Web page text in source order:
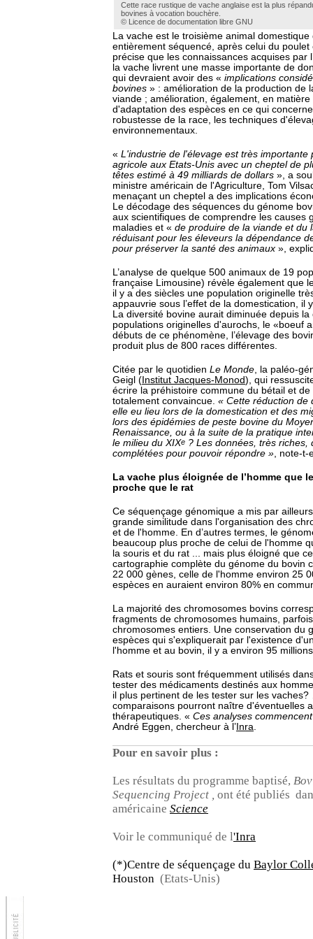
Cette race rustique de vache anglaise est la plus
bovines à vocation bouchère.
© Licence de documentation libre GNU
La vache est le troisième animal
entièrement séquencé, après celui du poulet
précise que les connaissances acquises par
la vache livrent une masse importante de
qui devraient avoir des « implications
bovines » : amélioration de la production de
viande ; amélioration, également, en
d'adaptation des espèces en ce qui
robustesse de la race, les techniques
environnementaux.
« L'industrie de l'élevage est très importante
agricole aux Etats-Unis avec un cheptel de
têtes estimé à 49 milliards de dollars », a
ministre américain de l'Agriculture, Tom
menaçant un cheptel a des implications
Le décodage des séquences du génome
aux scientifiques de comprendre les causes
maladies et « de produire de la viande et du
réduisant pour les éleveurs la dépendance
pour préserver la santé des animaux »,
L’analyse de quelque 500 animaux de 19
française Limousine) révèle également que
il y a des siècles une population originelle
appauvrie sous l’effet de la domestication, il
La diversité bovine aurait diminuée depuis
populations originelles d'aurochs, le «boeuf
débuts de ce phénomène, l’élevage des
produit plus de 800 races différentes.
Citée par le quotidien Le Monde, la paléo-
Geigl ( Institut Jacques-Monod), qui
écrire la préhistoire commune du bétail et
totalement convaincue. « Cette réduction de
elle eu lieu lors de la domestication et des
lors des épidémies de peste bovine du
Renaissance, ou à la suite de la pratique
le milieu du XIXe ? Les données, très riches,
complétées pour pouvoir répondre », note-t-
La vache plus éloignée de l’homme que
proche que le rat
Ce séquençage génomique a mis par
grande similitude dans l'organisation des
et de l'homme. En d’autres termes, le
beaucoup plus proche de celui de l'homme
la souris et du rat ... mais plus éloigné que
cartographie complète du génome du bovin
22 000 gènes, celle de l'homme environ 25
espèces en auraient environ 80% en
La majorité des chromosomes bovins
fragments de chromosomes humains,
chromosomes entiers. Une conservation du
espèces qui s'expliquerait par l'existence
l'homme et au bovin, il y a environ 95
Rats et souris sont fréquemment utilisés
tester des médicaments destinés aux
il plus pertinent de les tester sur les
comparaisons pourront naître d'éventuelles
thérapeutiques. « Ces analyses
André Eggen, chercheur à l’ Inra.
Pour en savoir plus :
Les résultats du programme baptisé,
Sequencing Project , ont été publiés
américaine Science
Voir le communiqué de l'Inra
(*)Centre de séquençage du Baylor
Houston (Etats-Unis)